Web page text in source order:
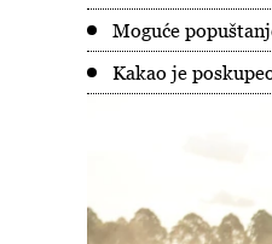
Moguće
Kakao je